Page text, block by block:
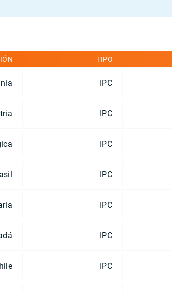
TIPO
IPC
IPC
IPC
IPC
IPC
IPC
IPC